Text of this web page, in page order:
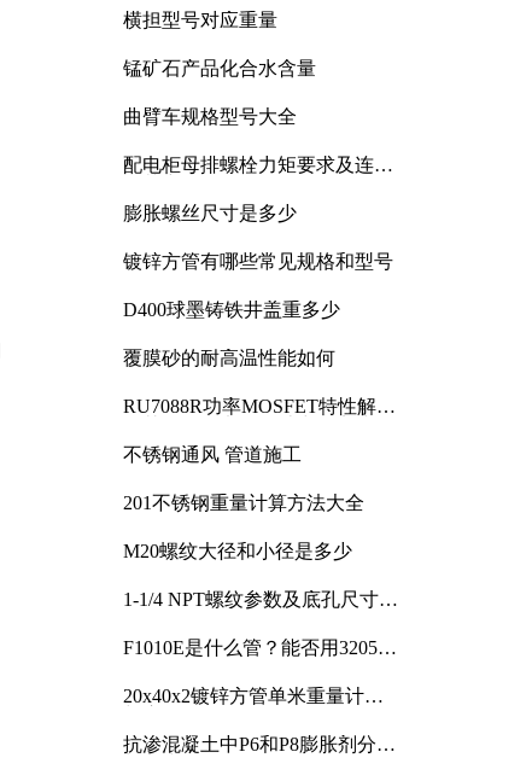
横担型号对应重量
锰矿石产品化合水含量
曲臂车规格型号大全
配电柜母排螺栓力矩要求及连接
膨胀螺丝尺寸是多少
镀锌方管有哪些常见规格和型号
D400球墨铸铁井盖重多少
覆膜砂的耐高温性能如何
RU7088R功率MOSFET特性解析
不锈钢通风 管道施工
201不锈钢重量计算方法大全
M20螺纹大径和小径是多少
1-1/4 NPT螺纹参数及底孔尺寸详
F1010E是什么管？能否用3205或
20x40x2镀锌方管单米重量计算
抗渗混凝土中P6和P8膨胀剂分别